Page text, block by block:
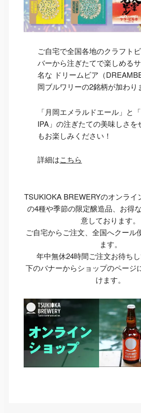
ご自宅で全国各地のクラフト
バーから注ぎたてで楽しめる
名な ドリームビア（
岡ブルワリーの2銘柄が加わり
「月岡エメラルドエール」と
IPA」の注ぎたての美味しさを
もお楽しみください！
詳細はこちら
TSUKIOKA BREWERYのオンライ
の4種や季節の限定醸造品、お得
意しております。
ご自宅からご注文、全国へクール
ます。
年中無休24時間ご注文お待ち
下のバナーからショップのページ
けます。